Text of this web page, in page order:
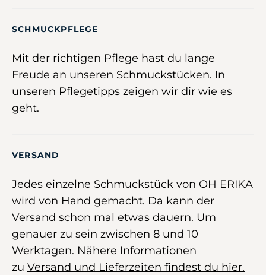
SCHMUCKPFLEGE
Mit der richtigen Pflege hast du lange
Freude an unseren Schmuckstücken. In
unseren Pflegetipps zeigen wir dir wie es
geht.
VERSAND
Jedes einzelne Schmuckstück von OH ERIKA
wird von Hand gemacht. Da kann der
Versand schon mal etwas dauern. Um
genauer zu sein zwischen 8 und 10
Werktagen. Nähere Informationen
zu Versand und Lieferzeiten findest du hier.